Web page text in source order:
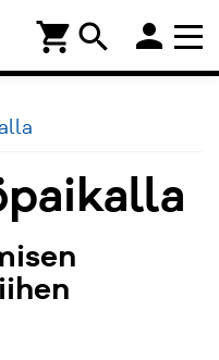
search
shopping_cart person